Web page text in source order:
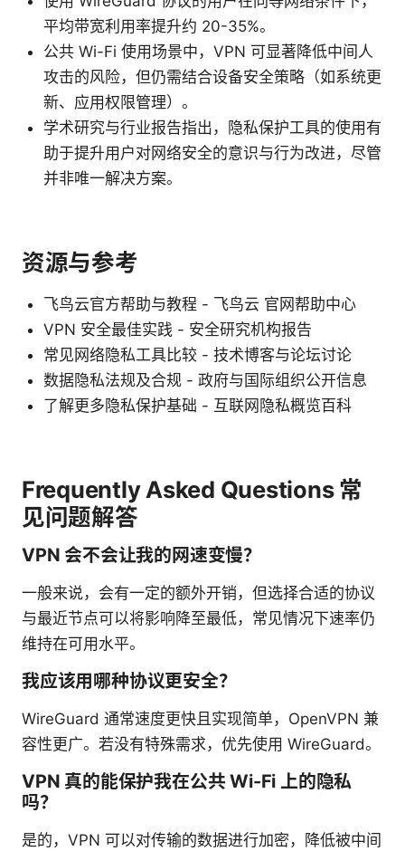
平均带宽利用率提升约 20-35%。
公共 Wi-Fi 使用场景中，VPN 可显著降低中间人
攻击的风险，但仍需结合设备安全策略（如系统更
新、应用权限管理）。
学术研究与行业报告指出，隐私保护工具的使用有
助于提升用户对网络安全的意识与行为改进，尽管
并非唯一解决方案。
资源与参考
飞鸟云官方帮助与教程 - 飞鸟云 官网帮助中心
VPN 安全最佳实践 - 安全研究机构报告
常见网络隐私工具比较 - 技术博客与论坛讨论
数据隐私法规及合规 - 政府与国际组织公开信息
了解更多隐私保护基础 - 互联网隐私概览百科
Frequently Asked Questions 常
见问题解答
VPN 会不会让我的网速变慢？
一般来说，会有一定的额外开销，但选择合适的协议
与最近节点可以将影响降至最低，常见情况下速率仍
维持在可用水平。
我应该用哪种协议更安全？
WireGuard 通常速度更快且实现简单，OpenVPN 兼
容性更广。若没有特殊需求，优先使用 WireGuard。
VPN 真的能保护我在公共 Wi-Fi 上的隐私
吗？
是的，VPN 可以对传输的数据进行加密，降低被中间